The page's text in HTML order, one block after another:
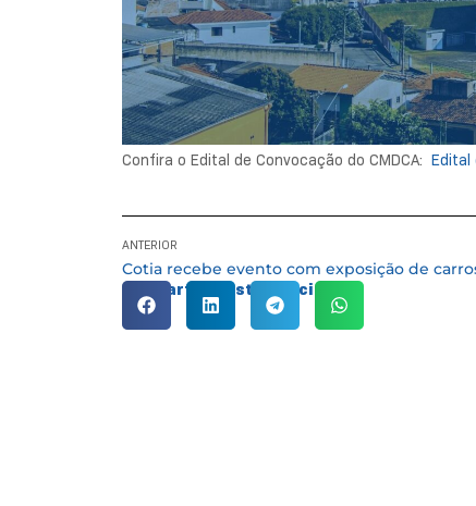
Confira o Edital de Convocação do CMDCA: Edital
ANTERIOR
Compartilhe esta notícia: